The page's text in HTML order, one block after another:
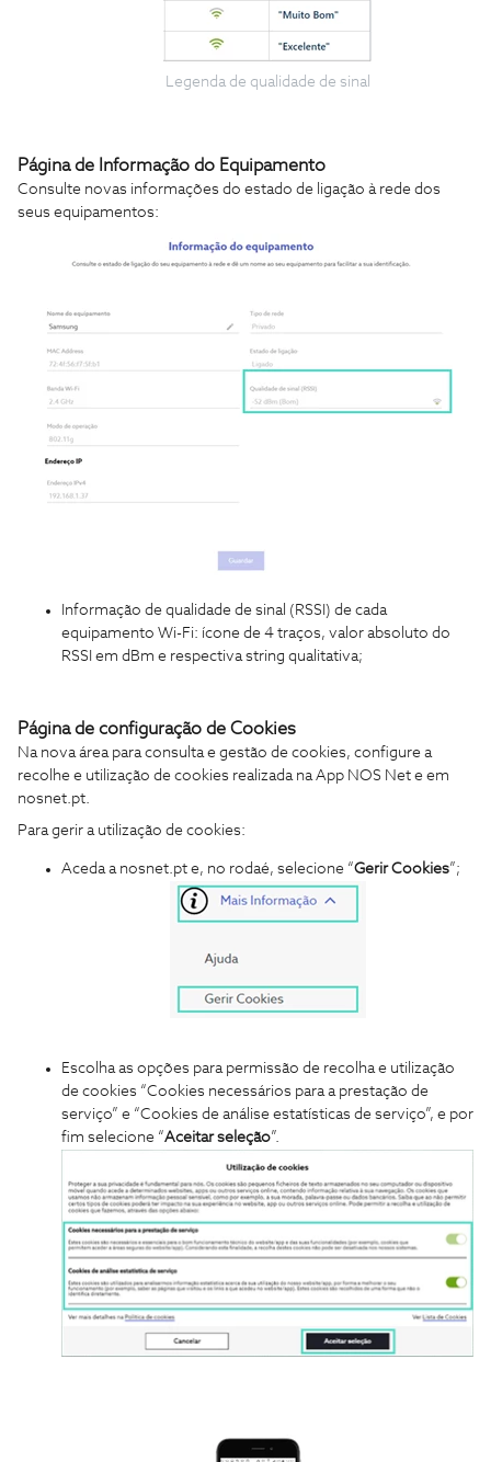
Legenda de qualidade de sinal
Página de Informação do Equipamento
Consulte novas informações do estado de ligação à rede dos
seus equipamentos:
Informação de qualidade de sinal (RSSI) de cada
equipamento Wi-Fi: ícone de 4 traços, valor absoluto do
RSSI em dBm e respectiva string qualitativa;
Página de configuração de Cookies
Na nova área para consulta e gestão de cookies, configure a
recolhe e utilização de cookies realizada na App NOS Net e em
nosnet.pt.
Para gerir a utilização de cookies:
Aceda a nosnet.pt e, no rodaé, selecione “Gerir Cookies”;
Escolha as opções para permissão de recolha e utilização
de cookies “Cookies necessários para a prestação de
serviço” e “Cookies de análise estatísticas de serviço”, e por
fim selecione “Aceitar seleção”.